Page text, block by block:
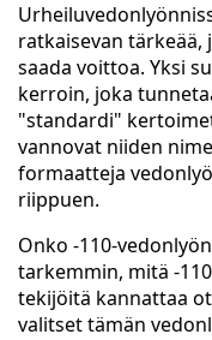
ratkaisevan
saada voittoa. Yksi
kerroin, joka
"standardi"
vannovat niiden
formaatteja
riippuen.
Onko -110-
tarkemmin, mitä -
tekijöitä kannattaa
valitset tämän